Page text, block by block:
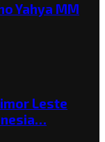
Yahya MM
Leste